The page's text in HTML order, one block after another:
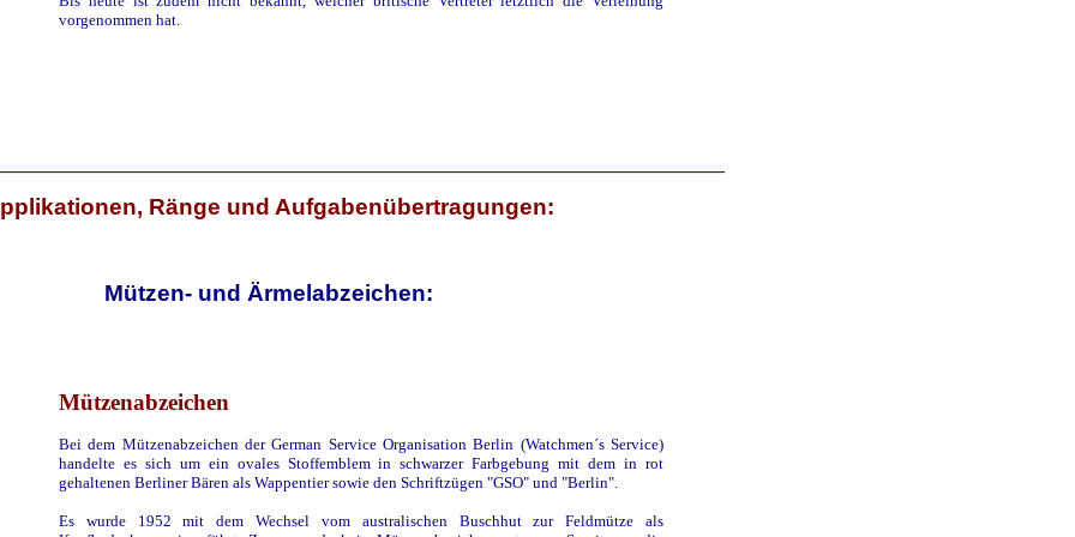
vorgenommen hat.
Ränge und Aufgabenübertragungen:
Mützen- und Ärmelabzeichen:
Mützenabzeichen
Bei dem Mützenabzeichen der German Service Organisation Berlin (Watchmen´s Service)
handelte es sich um ein ovales Stoffemblem in schwarzer Farbgebung mit dem in rot
gehaltenen Berliner Bären als Wappentier sowie den Schriftzügen "GSO" und "Berlin".
Es wurde 1952 mit dem Wechsel vom australischen Buschhut zur Feldmütze als